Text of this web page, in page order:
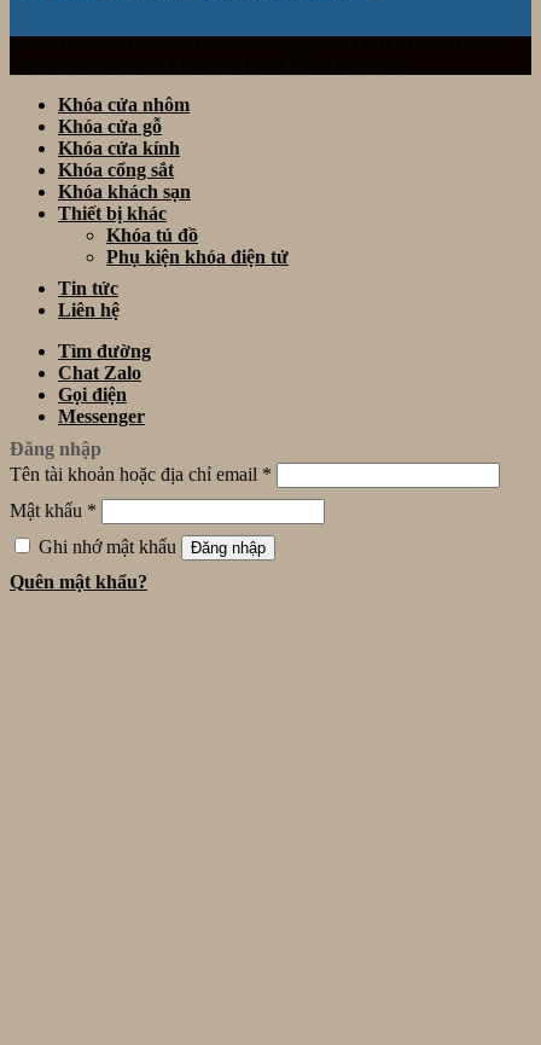
Khóa cửa nhôm
Khóa cửa gỗ
Khóa cửa kính
Khóa cổng sắt
Khóa khách sạn
Thiết bị khác
Khóa tủ đồ
Phụ kiện khóa điện tử
Tin tức
Liên hệ
Tìm đường
Chat Zalo
Gọi điện
Messenger
Đăng nhập
Tên tài khoản hoặc địa chỉ email *
Mật khẩu *
Ghi nhớ mật khẩu
Đăng nhập
Quên mật khẩu?